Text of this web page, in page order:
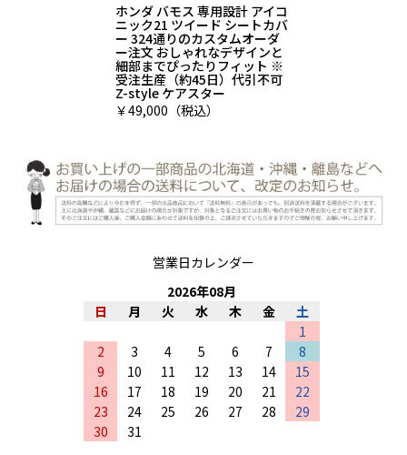
ホンダ バモス 専用設計 アイコ
ニック21 ツイード シートカバ
ー 324通りのカスタムオーダ
ー注文 おしゃれなデザインと
細部までぴったりフィット ※
受注生産（約45日）代引不可
Z-style ケアスター
￥49,000（税込）
営業日カレンダー
2026年08月
日
月 火 水 木 金
土
1
2
3 4 5 6 7
8
9
10 11 12 13 14
15
16
17 18 19 20 21
22
23
24 25 26 27 28
29
30
31